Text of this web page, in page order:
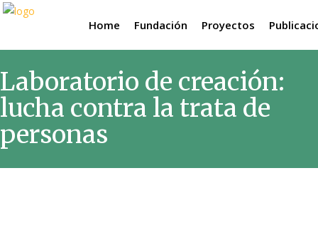
Home Fundación Proyectos
Laboratorio de creación:
lucha contra la trata de
personas